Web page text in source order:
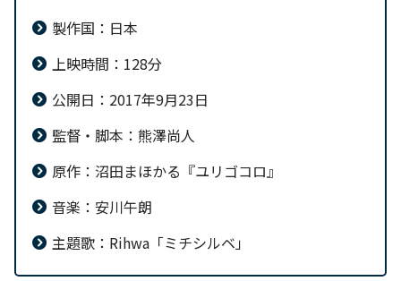
製作国：日本
上映時間：128分
公開日：2017年9月23日
監督・脚本：熊澤尚人
原作：沼田まほかる『ユリゴコロ』
音楽：安川午朗
主題歌：Rihwa「ミチシルベ」